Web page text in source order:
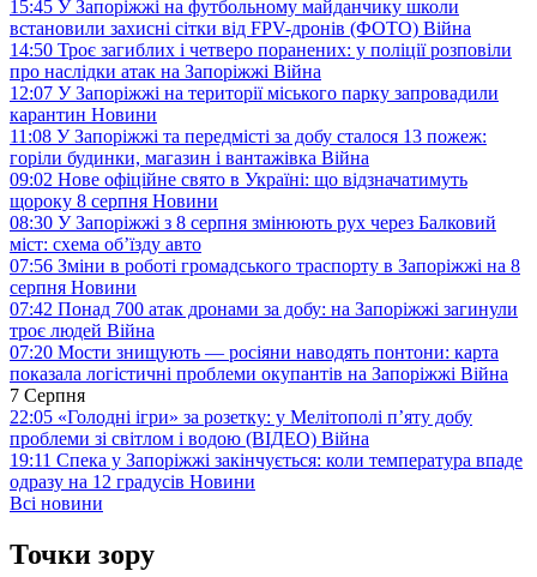
15:45 У Запоріжжі на футбольному майданчику школи
встановили захисні сітки від FPV-дронів (ФОТО) Війна
14:50 Троє загиблих і четверо поранених: у поліції розповіли
про наслідки атак на Запоріжжі Війна
12:07 У Запоріжжі на території міського парку запровадили
карантин Новини
11:08 У Запоріжжі та передмісті за добу сталося 13 пожеж:
горіли будинки, магазин і вантажівка Війна
09:02 Нове офіційне свято в Україні: що відзначатимуть
щороку 8 серпня Новини
08:30 У Запоріжжі з 8 серпня змінюють рух через Балковий
міст: схема об’їзду авто
07:56 Зміни в роботі громадського траспорту в Запоріжжі на 8
серпня Новини
07:42 Понад 700 атак дронами за добу: на Запоріжжі загинули
троє людей Війна
07:20 Мости знищують — росіяни наводять понтони: карта
показала логістичні проблеми окупантів на Запоріжжі Війна
7 Серпня
22:05 «Голодні ігри» за розетку: у Мелітополі п’яту добу
проблеми зі світлом і водою (ВІДЕО) Війна
19:11 Спека у Запоріжжі закінчується: коли температура впаде
одразу на 12 градусів Новини
Всі новини
Точки зору